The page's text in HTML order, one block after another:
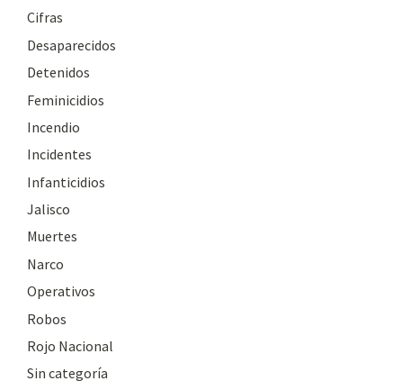
Cifras
Desaparecidos
Detenidos
Feminicidios
Incendio
Incidentes
Infanticidios
Jalisco
Muertes
Narco
Operativos
Robos
Rojo Nacional
Sin categoría